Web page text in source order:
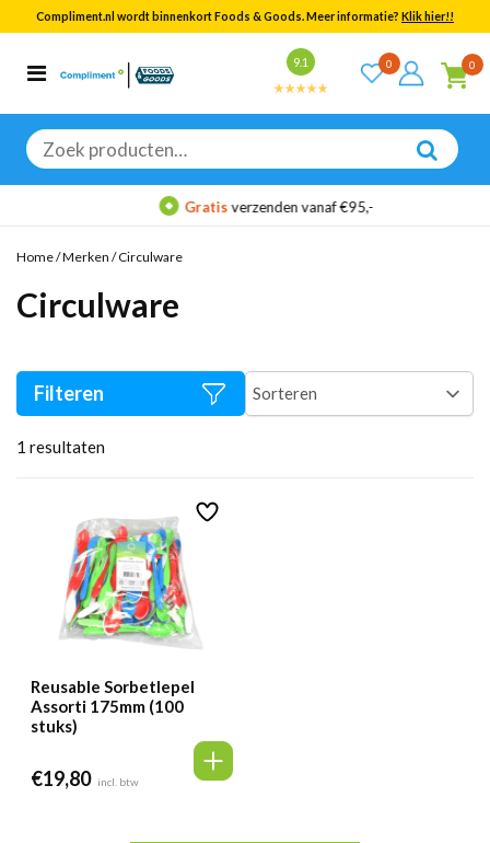
Compliment.nl wordt binnenkort Foods & Goods. Meer informatie? Klik hier!!
9.1 0 0
Zoeken
naar:
Categorieën
Bekijk alle resultaten
Gratisverzenden vanaf €95,-
Home/Merken /Circulware
Circulware
1 resultaten
Filteren
Reusable Sorbetlepel
Assorti 175mm (100
stuks)
€19,80 incl. btw